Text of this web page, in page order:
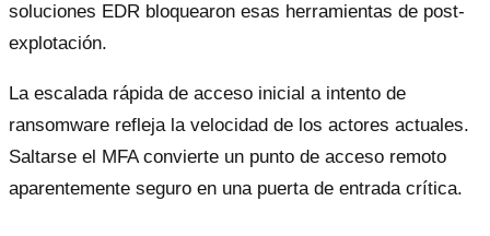
soluciones EDR bloquearon esas herramientas de post-
explotación.
La escalada rápida de acceso inicial a intento de
ransomware refleja la velocidad de los actores actuales.
Saltarse el MFA convierte un punto de acceso remoto
aparentemente seguro en una puerta de entrada crítica.